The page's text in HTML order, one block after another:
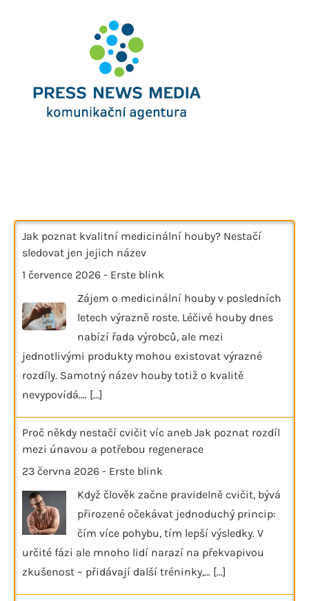
Jak poznat kvalitní medicinální houby? Nestačí
sledovat jen jejich název
1 července 2026 - Erste blink
Zájem o medicinální houby v posledních
letech výrazně roste. Léčivé houby dnes
nabízí řada výrobců, ale mezi
jednotlivými produkty mohou existovat výrazné
rozdíly. Samotný název houby totiž o kvalitě
nevypovídá.… [...]
Proč někdy nestačí cvičit víc aneb Jak poznat rozdíl
mezi únavou a potřebou regenerace
23 června 2026 - Erste blink
Když člověk začne pravidelně cvičit, bývá
přirozené očekávat jednoduchý princip:
čím více pohybu, tím lepší výsledky. V
určité fázi ale mnoho lidí narazí na překvapivou
zkušenost – přidávají další tréninky,… [...]